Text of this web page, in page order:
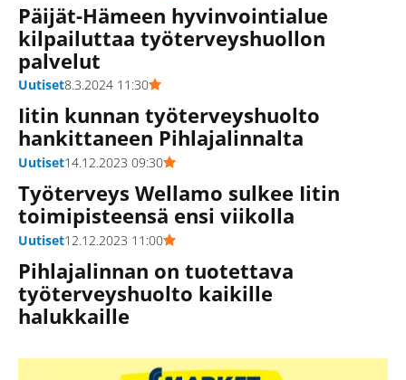
Päijät-Hämeen hyvinvointialue
kilpailuttaa työterveyshuollon
palvelut
Uutiset8.3.2024 11:30
Iitin kunnan työterveyshuolto
hankittaneen Pihlajalinnalta
Uutiset14.12.2023 09:30
Työterveys Wellamo sulkee Iitin
toimipisteensä ensi viikolla
Uutiset12.12.2023 11:00
Pihlajalinnan on tuotettava
työterveyshuolto kaikille
halukkaille